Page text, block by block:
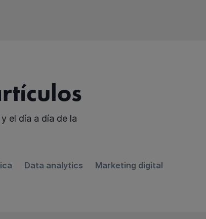
el día a día de la
Data analytics Marketing digital